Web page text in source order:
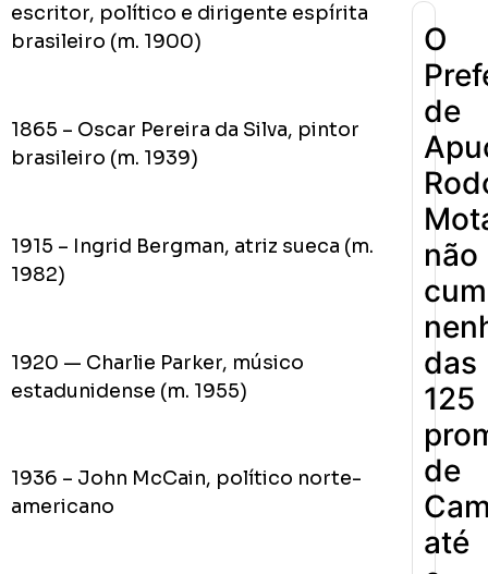
escritor, político e dirigente espírita
brasileiro (m. 1900)
1865 – Oscar Pereira da Silva, pintor
brasileiro (m. 1939)
1915 – Ingrid Bergman, atriz sueca (m.
1982)
1920 — Charlie Parker, músico
estadunidense (m. 1955)
1936 – John McCain, político norte-
americano
O
de
não
das
125
de
até